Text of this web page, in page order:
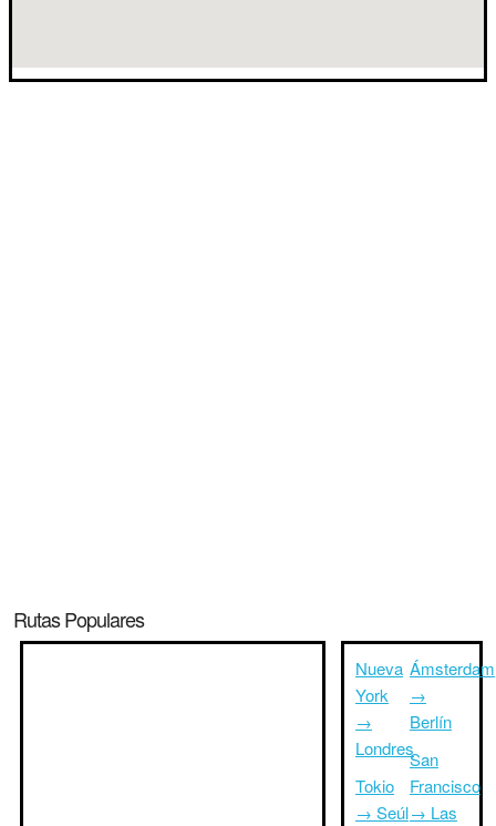
Rutas Populares
Nueva
York
→
Londres
Tokio
→ Seúl
Ámsterdam
→
Berlín
San
Francisco
→ Las